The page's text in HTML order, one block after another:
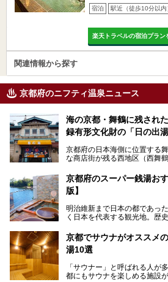
宿泊 駅近（徒歩10分以内
楽天トラベルの宿泊プラン
関連情報から探す
京都府のニフティ温泉ニュース
海の京都・舞鶴に残され
録有形文化財の「日の出
京都府の日本海側に位置する
な商店街が残る西地区（西舞
ます。今回案内するのは西地
出湯」と「若の湯」。いずれ
れた歴史ある建物でありなが
漁師町や商店街で働く人々を
ます。
───
この記事は京都府舞鶴市のPR
京都府のスーパー銭湯お
版】
明治維新まで日本の都であっ
く日本を代表する観光地。歴
今回は、そんな京都府で2025
湯を紹介します。
部でレジャー気分を満喫でき
ー銭湯を探してみてください
京都でサウナがオススメ
湯10選
「サウナー」と呼ばれる人が
都にもサウナを楽しめる施設